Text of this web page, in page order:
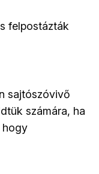
felpostázták
sajtószóvivő
számára, ha
hogy